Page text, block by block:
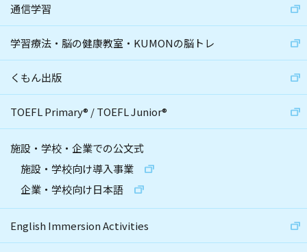
通信学習
学習療法・脳の健康教室・KUMONの脳トレ
くもん出版
TOEFL Primary® /TOEFL Junior®
施設・学校・企業での公文式
施設・学校向け導入事業
企業・学校向け日本語
English Immersion Activities